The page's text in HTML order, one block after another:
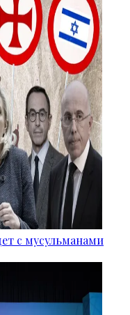
с мусульманами